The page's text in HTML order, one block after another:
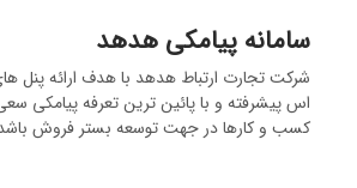
سامانه پیامکی هدهد
شرکت تجارت ارتباط هدهد با هدف ارائه پنل
اس پیشرفته و با پائین ترین تعرفه پیامکی
کسب و کارها در جهت توسعه بستر فروش